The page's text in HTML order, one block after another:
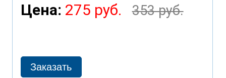
Цена: 275 руб. 353 руб.